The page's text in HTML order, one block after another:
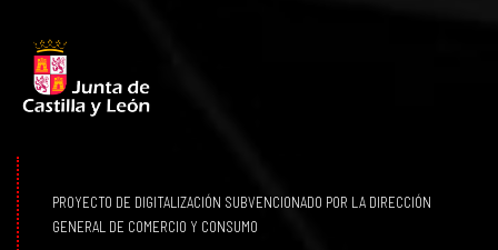
PROYECTO DE DIGITALIZACIÓN SUBVENCIONADO POR LA DIRECCIÓN
GENERAL DE COMERCIO Y CONSUMO